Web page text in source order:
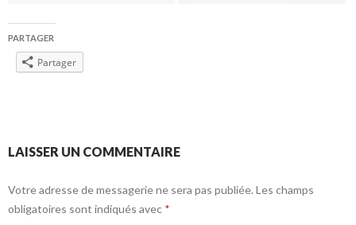
PARTAGER
Partager
Navigation
des
articles
LAISSER UN COMMENTAIRE
Votre adresse de messagerie ne sera pas publiée. Les champs
obligatoires sont indiqués avec *